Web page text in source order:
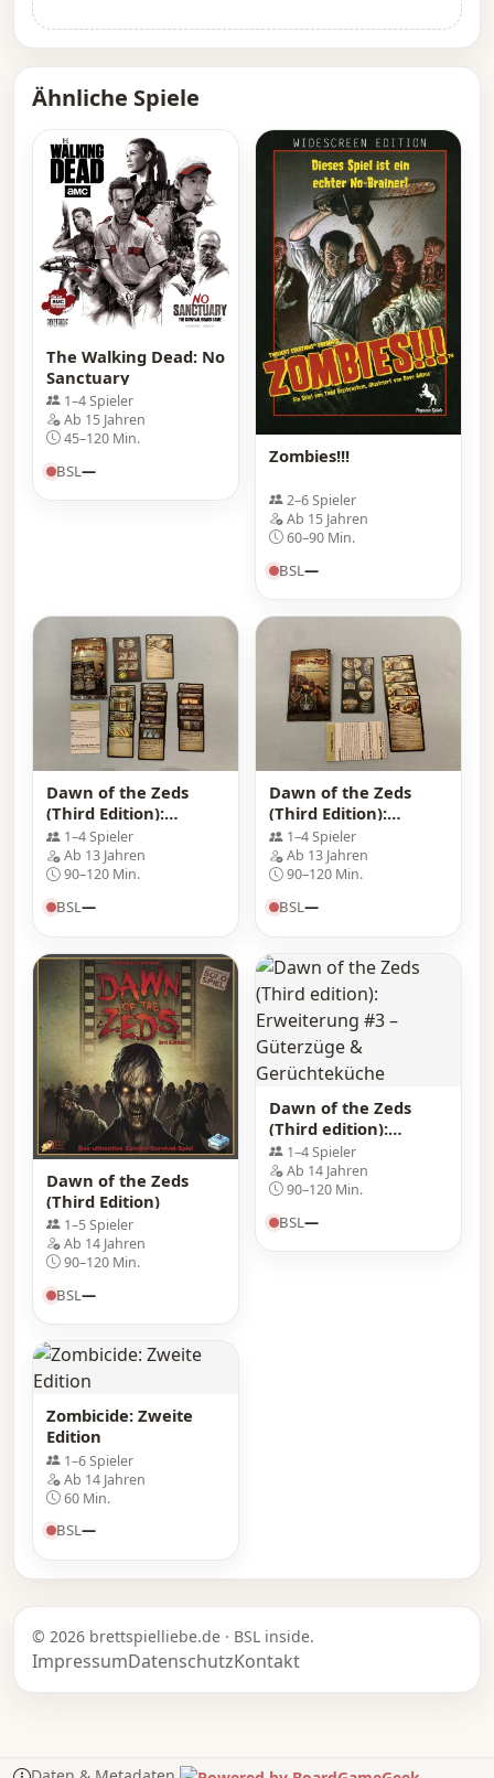
Ähnliche Spiele
The Walking Dead: No
Sanctuary
1–4 Spieler
Ab 15 Jahren
45–120 Min.
BSL—
Zombies!!!
2–6 Spieler
Ab 15 Jahren
60–90 Min.
BSL—
Dawn of the Zeds
(Third Edition):
Erweiterung #2 –
Zeds und Zunder
1–4 Spieler
Ab 13 Jahren
90–120 Min.
BSL—
Dawn of the Zeds
(Third Edition):
Erweiterung #1 –
Freiwillige vor!
1–4 Spieler
Ab 13 Jahren
90–120 Min.
BSL—
Dawn of the Zeds
(Third Edition)
1–5 Spieler
Ab 14 Jahren
90–120 Min.
BSL—
Dawn of the Zeds
(Third edition):
Erweiterung #3 –
Güterzüge &
Gerüchteküche
1–4 Spieler
Ab 14 Jahren
90–120 Min.
BSL—
Zombicide: Zweite
Edition
1–6 Spieler
Ab 14 Jahren
60 Min.
BSL—
© 2026 brettspielliebe.de · BSL inside.
ImpressumDatenschutzKontakt